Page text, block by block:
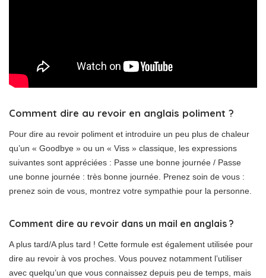
Comment dire au revoir en anglais poliment ?
Pour dire au revoir poliment et introduire un peu plus de chaleur
qu’un « Goodbye » ou un « Viss » classique, les expressions
suivantes sont appréciées : Passe une bonne journée / Passe
une bonne journée : très bonne journée. Prenez soin de vous :
prenez soin de vous, montrez votre sympathie pour la personne.
Comment dire au revoir dans un mail en anglais ?
A plus tard/A plus tard ! Cette formule est également utilisée pour
dire au revoir à vos proches. Vous pouvez notamment l’utiliser
avec quelqu’un que vous connaissez depuis peu de temps, mais